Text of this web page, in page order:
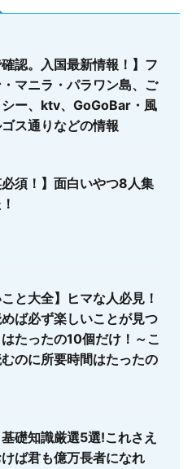
確認。入国最新情報！】フ
マニラ・パラワン島、ご
ー、ktv、GoGoBar・風
ス通りなどの情報
必須！】面白いやつ8人集
こと大全】ヒマな人必見！
ば必ず楽しいことが見つ
たったの10個だけ！～こ
のに所要時間はたったの
基礎知識厳選5選!これさえ
ば君も億万長者になれ